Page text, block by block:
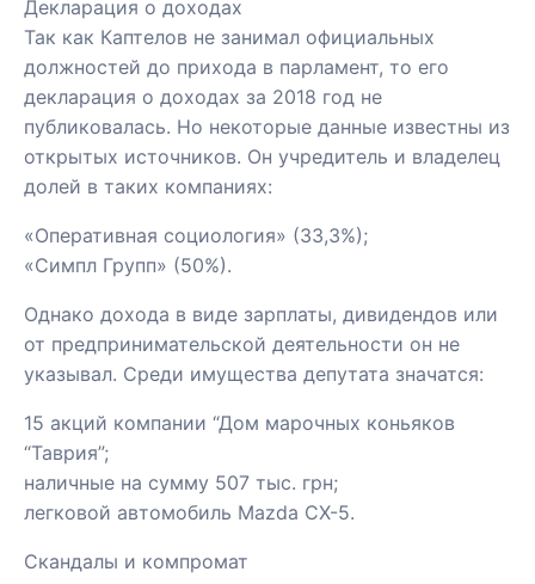
Декларация о доходах
Так как Каптелов не занимал официальных
должностей до прихода в парламент, то его
декларация о доходах за 2018 год не
публиковалась. Но некоторые данные известны из
открытых источников. Он учредитель и владелец
долей в таких компаниях:
«Оперативная социология» (33,3%);
«Симпл Групп» (50%).
Однако дохода в виде зарплаты, дивидендов или
от предпринимательской деятельности он не
указывал. Среди имущества депутата значатся:
15 акций компании “Дом марочных коньяков
“Таврия”;
наличные на сумму 507 тыс. грн;
легковой автомобиль Mazda СХ-5.
Скандалы и компромат